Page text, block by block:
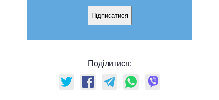
Підписатися
Поділитися: